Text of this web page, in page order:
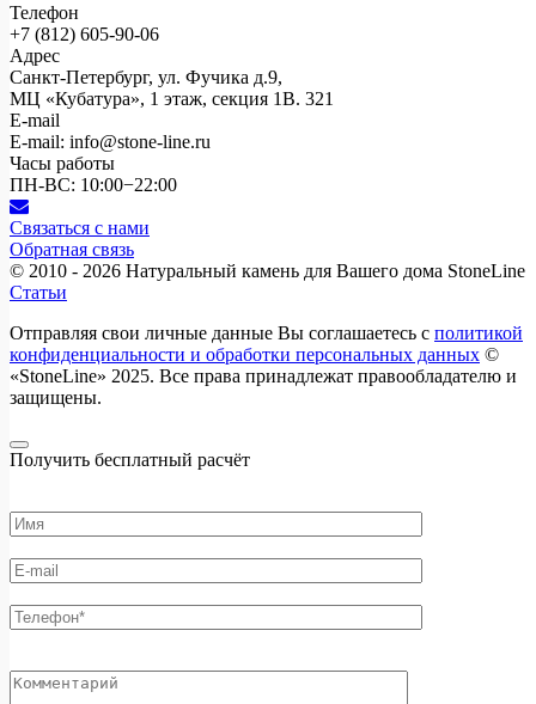
Телефон
+7 (812) 605-90-06
Адрес
Санкт-Петербург, ул. Фучика д.9,
МЦ «Кубатура», 1 этаж, секция 1В. 321
E-mail
E-mail: info@stone-line.ru
Часы работы
ПН-ВС: 10:00−22:00
Связаться с нами
Обратная связь
© 2010 - 2026 Натуральный камень для Вашего дома StoneLine
Статьи
Отправляя свои личные данные Вы соглашаетесь с политикой
конфиденциальности и обработки персональных данных ©
«StoneLine» 2025. Все права принадлежат правообладателю и
защищены.
Получить бесплатный расчёт